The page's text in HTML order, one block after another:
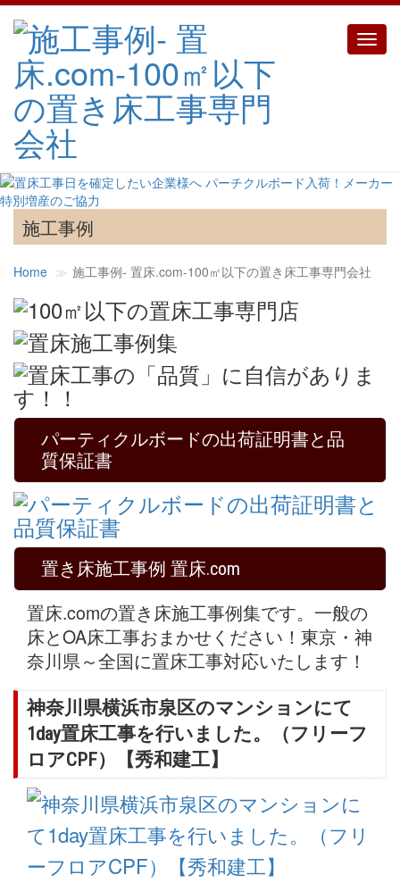
施工事例
Home 施工事例‐ 置床.com-100㎡以下の置き床工事専門会社
パーティクルボードの出荷証明書と品
質保証書
置き床施工事例 置床.com
置床.comの置き床施工事例集です。一般の
床とOA床工事おまかせください！東京・神
奈川県～全国に置床工事対応いたします！
神奈川県横浜市泉区のマンションにて
1day置床工事を行いました。（フリーフ
ロアCPF）【秀和建工】